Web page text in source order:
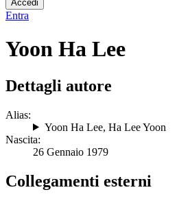
Accedi
Entra
Yoon Ha Lee
Dettagli autore
Alias:
Yoon Ha Lee, Ha Lee Yoon
Nascita:
26 Gennaio 1979
Collegamenti esterni